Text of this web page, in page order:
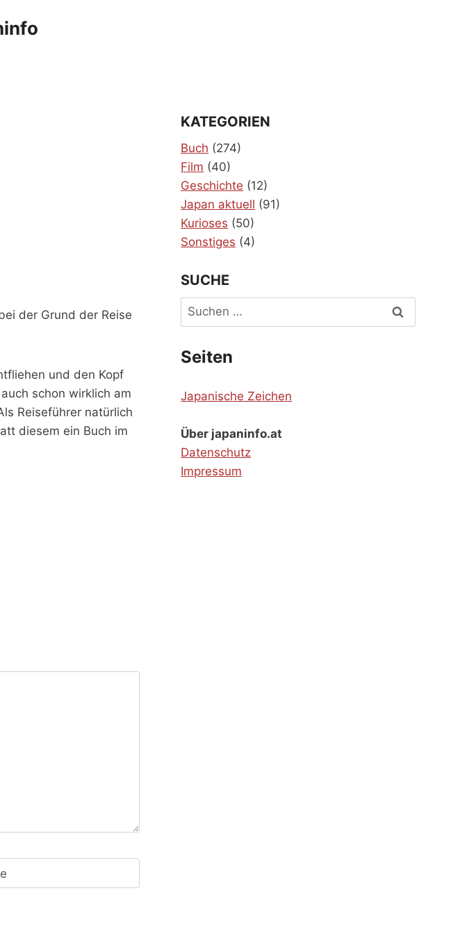
der Grund der Reise
und den Kopf
schon wirklich am
Reiseführer natürlich
diesem ein Buch im
KATEGORIEN
Buch (274)
Film (40)
Geschichte (12)
Japan aktuell (91)
Kurioses (50)
Sonstiges (4)
SUCHE
Suchen
nach:
Seiten
Japanische Zeichen
Über japaninfo.at
Datenschutz
Impressum